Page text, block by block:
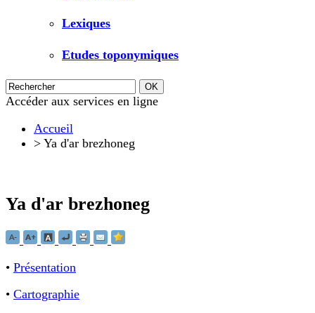
Lexiques
Etudes toponymiques
Accéder aux services en ligne
Accueil
> Ya d'ar brezhoneg
Ya d'ar brezhoneg
• Présentation
• Cartographie